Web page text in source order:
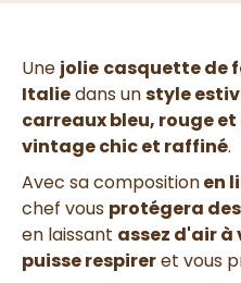
Une jolie casquette de
Italiedans unstyle
carreaux bleu, rouge
vintage chic et raffiné.
Avec sa compositionen
chef vous protégera
en laissant assez d'air
puisse respireret vous